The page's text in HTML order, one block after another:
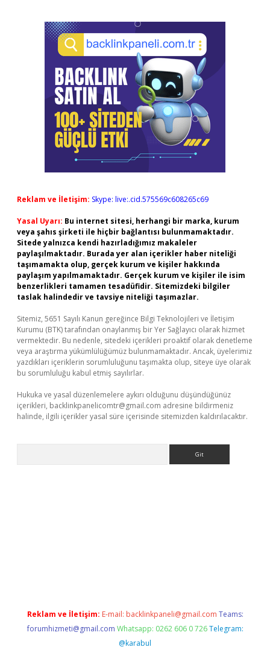
Reklam ve İletişim: Skype: live:.cid.575569c608265c69
Yasal Uyarı: Bu internet sitesi, herhangi bir marka, kurum
veya şahıs şirketi ile hiçbir bağlantısı bulunmamaktadır.
Sitede yalnızca kendi hazırladığımız makaleler
paylaşılmaktadır. Burada yer alan içerikler haber niteliği
taşımamakta olup, gerçek kurum ve kişiler hakkında
paylaşım yapılmamaktadır. Gerçek kurum ve kişiler ile isim
benzerlikleri tamamen tesadüfidir. Sitemizdeki bilgiler
taslak halindedir ve tavsiye niteliği taşımazlar.
Sitemiz, 5651 Sayılı Kanun gereğince Bilgi Teknolojileri ve İletişim
Kurumu (BTK) tarafından onaylanmış bir Yer Sağlayıcı olarak hizmet
vermektedir. Bu nedenle, sitedeki içerikleri proaktif olarak denetleme
veya araştırma yükümlülüğümüz bulunmamaktadır. Ancak, üyelerimiz
yazdıkları içeriklerin sorumluluğunu taşımakta olup, siteye üye olarak
bu sorumluluğu kabul etmiş sayılırlar.
Hukuka ve yasal düzenlemelere aykırı olduğunu düşündüğünüz
içerikleri, backlinkpanelicomtr@gmail.com adresine bildirmeniz
halinde, ilgili içerikler yasal süre içerisinde sitemizden kaldırılacaktır.
Reklam ve İletişim: E-mail: backlinkpaneli@gmail.com Teams:
forumhizmeti@gmail.com Whatsapp: 0262 606 0 726 Telegram:
@karabul